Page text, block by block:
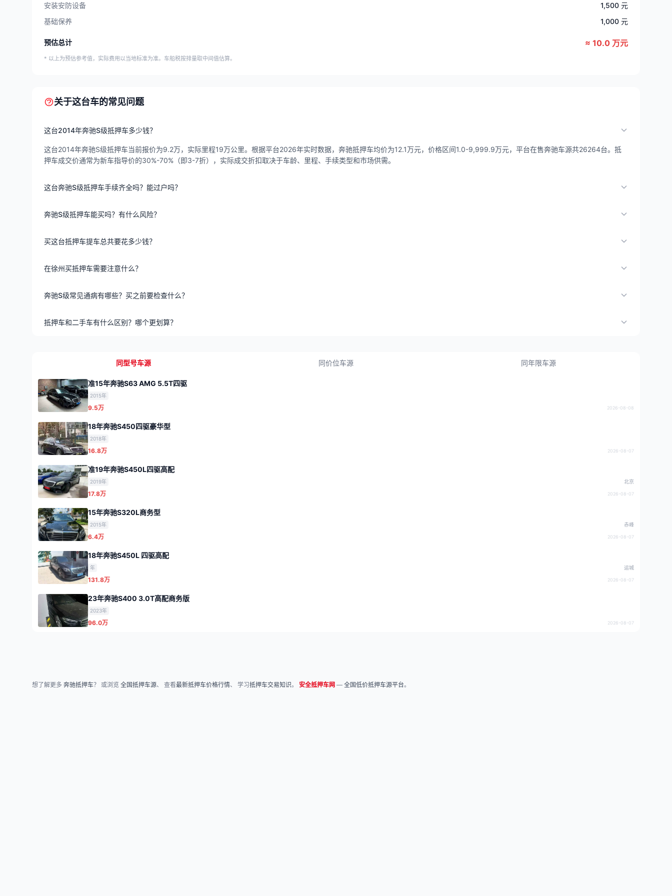
安装安防设备
1,500 元
基础保养
1,000 元
预估总计 ≈ 10.0 万元
* 以上为预估参考值，实际费用以当地标准为准。车船税按排量取中间值估算。
关于这台车的常见问题
这台2014年奔驰S级抵押车多少钱？
这台2014年奔驰S级抵押车当前报价为9.2万，实际里程19万公里。根据平台2026年实时数据，奔驰抵押车均价为12.1万元，价格区间1.0-9,999.9万元，平台在售奔驰车源共26264台。抵
押车成交价通常为新车指导价的30%-70%（即3-7折），实际成交折扣取决于车龄、里程、手续类型和市场供需。
这台奔驰S级抵押车手续齐全吗？能过户吗？
奔驰S级抵押车能买吗？有什么风险？
买这台抵押车提车总共要花多少钱？
在徐州买抵押车需要注意什么？
奔驰S级常见通病有哪些？买之前要检查什么？
抵押车和二手车有什么区别？哪个更划算？
同型号车源 同价位车源 同年限车源
准15年奔驰S63 AMG 5.5T四驱
2015年
9.5万 2026-08-08
18年奔驰S450四驱豪华型
2018年
16.8万 2026-08-07
准19年奔驰S450L四驱高配
2019年 北京
17.8万 2026-08-07
15年奔驰S320L商务型
2015年 赤峰
6.4万 2026-08-07
18年奔驰S450L 四驱高配
年 运城
131.8万 2026-08-07
23年奔驰S400 3.0T高配商务版
2023年
96.0万 2026-08-07
想了解更多 奔驰抵押车？ 或浏览 全国抵押车源、 查看最新抵押车价格行情、 学习抵押车交易知识。 安全抵押车网 — 全国低价抵押车源平台。